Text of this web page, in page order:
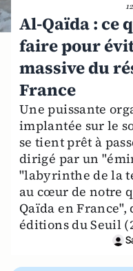
Al-Qaïda : ce
faire pour
massive du
France
Une puissante
implantée sur le
se tient prêt à
dirigé par un
"labyrinthe de la
au cœur de notre
Qaïda en
éditions du Seuil